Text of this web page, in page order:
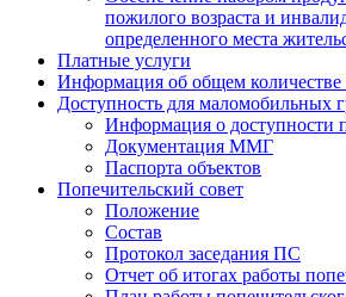
пожилого возраста и
определенного места
Платные услуги
Информация об общем количестве
Доступность для маломобильных
Информация о доступности
Документация ММГ
Паспорта объектов
Попечительский совет
Положение
Состав
Протокол заседания ПС
Отчет об итогах работы